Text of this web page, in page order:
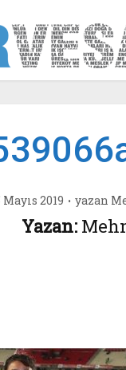
Mayıs 2019 yazan
Yazan: